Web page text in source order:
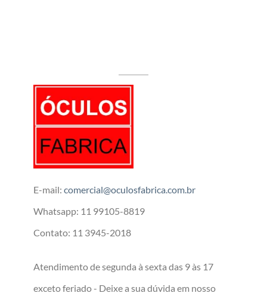
E-mail: comercial@oculosfabrica.com.br
Whatsapp: 11 99105-8819
Contato: 11 3945-2018
Atendimento de segunda à sexta das 9 às 17
exceto feriado - Deixe a sua dúvida em nosso